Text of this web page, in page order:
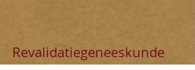
Revalidatiegeneeskunde